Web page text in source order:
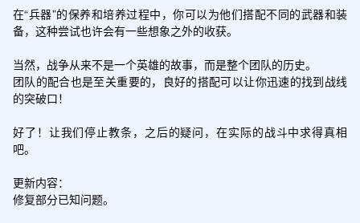
在“兵器”的保养和培养过程中，你可以为他们搭配不同的武器和装
备，这种尝试也许会有一些想象之外的收获。
当然，战争从来不是一个英雄的故事，而是整个团队的历史。
团队的配合也是至关重要的，良好的搭配可以让你迅速的找到战线
的突破口！
好了！让我们停止教条，之后的疑问，在实际的战斗中求得真相
吧。
更新内容：
修复部分已知问题。